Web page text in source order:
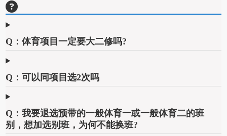
Q：体育项目一定要大二修吗?
Q：可以同项目选2次吗
Q：我要退选预带的一般体育一或一般体育二的班
别，想加选别班，为何不能换班?